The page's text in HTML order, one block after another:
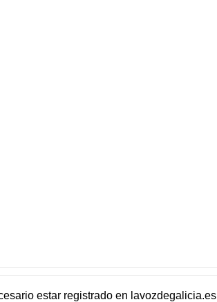
estar registradoen lavozdegalicia.es